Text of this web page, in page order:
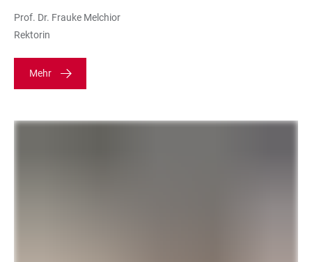
Prof. Dr. Frauke Melchior
Rektorin
Mehr